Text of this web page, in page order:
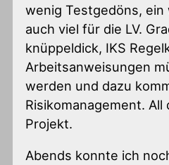
wenig Testgedöns, ein
auch viel für die LV.
knüppeldick, IKS
Arbeitsanweisungen
werden und dazu
Risikomanagement. All
Projekt.
Abends konnte ich